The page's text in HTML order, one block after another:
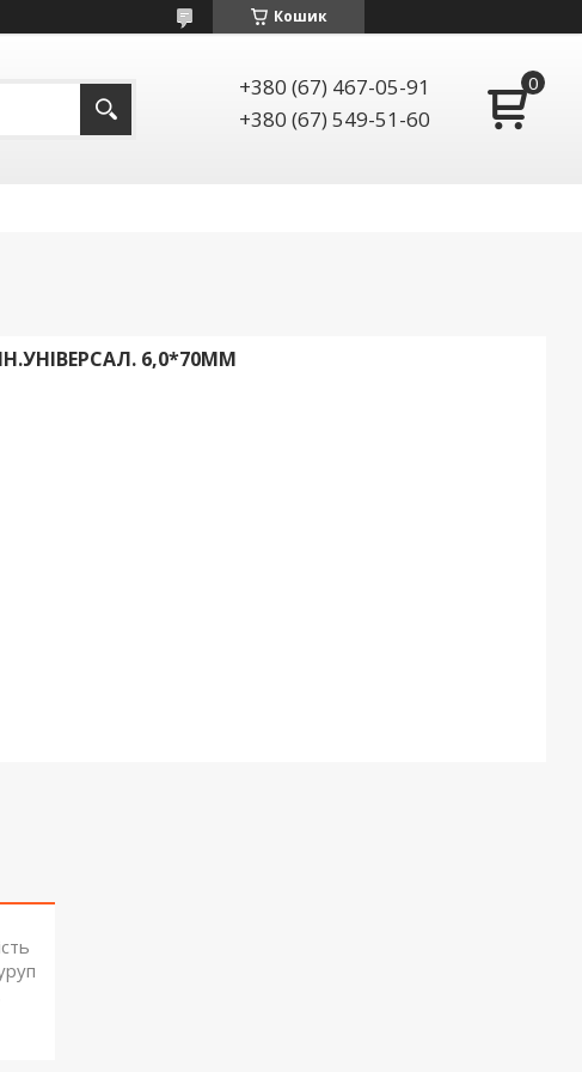
Кошик
+380 (67) 467-05-91
+380 (67) 549-51-60
6,0*70ММ